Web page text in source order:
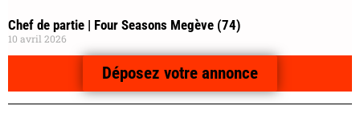
Chef de partie | Four Seasons Megève (74)
10 avril 2026
Déposez votre annonce